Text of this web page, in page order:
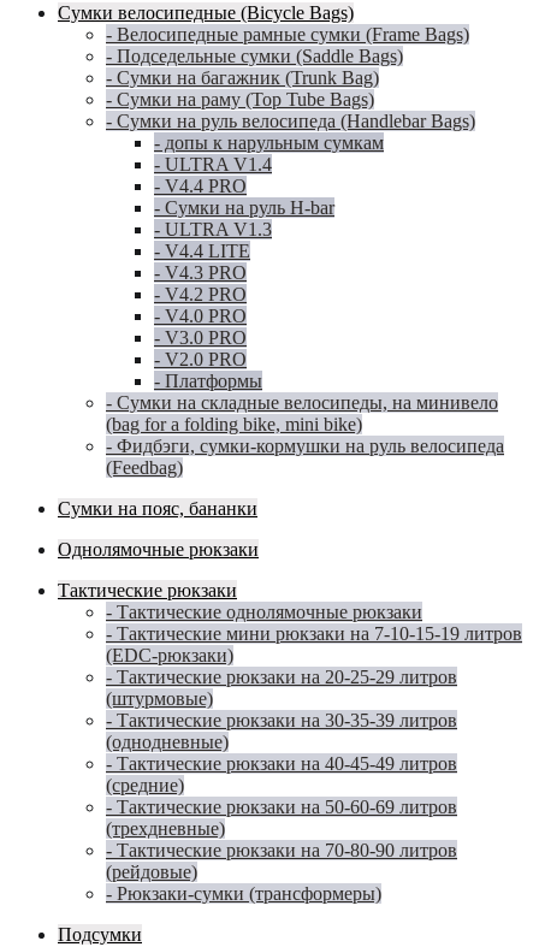
Сумки велосипедные (Bicycle Bags)
- Велосипедные рамные сумки (Frame Bags)
- Подседельные сумки (Saddle Bags)
- Сумки на багажник (Trunk Bag)
- Сумки на раму (Top Tube Bags)
- Сумки на руль велосипеда (Handlebar Bags)
- допы к нарульным сумкам
- ULTRA V1.4
- V4.4 PRO
- Сумки на руль H-bar
- ULTRA V1.3
- V4.4 LITE
- V4.3 PRO
- V4.2 PRO
- V4.0 PRO
- V3.0 PRO
- V2.0 PRO
- Платформы
- Сумки на складные велосипеды, на минивело
(bag for a folding bike, mini bike)
- Фидбэги, сумки-кормушки на руль велосипеда
(Feedbag)
Сумки на пояс, бананки
Однолямочные рюкзаки
Тактические рюкзаки
- Тактические однолямочные рюкзаки
- Тактические мини рюкзаки на 7-10-15-19 литров
(EDC-рюкзаки)
- Тактические рюкзаки на 20-25-29 литров
(штурмовые)
- Тактические рюкзаки на 30-35-39 литров
(однодневные)
- Тактические рюкзаки на 40-45-49 литров
(средние)
- Тактические рюкзаки на 50-60-69 литров
(трехдневные)
- Тактические рюкзаки на 70-80-90 литров
(рейдовые)
- Рюкзаки-сумки (трансформеры)
Подсумки